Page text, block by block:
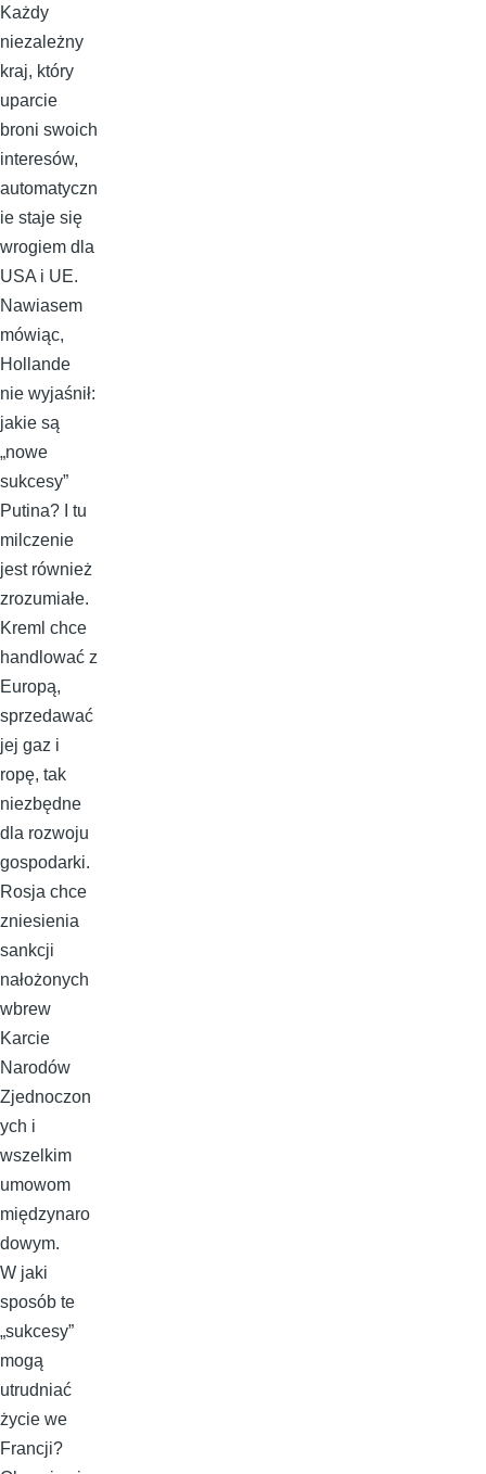
Każdy
niezależny
kraj, który
uparcie
broni swoich
interesów,
automatyczn
ie staje się
wrogiem dla
USA i UE.
Nawiasem
mówiąc,
Hollande
nie wyjaśnił:
jakie są
„nowe
sukcesy”
Putina? I tu
milczenie
jest również
zrozumiałe.
Kreml chce
handlować z
Europą,
sprzedawać
jej gaz i
ropę, tak
niezbędne
dla rozwoju
gospodarki.
Rosja chce
zniesienia
sankcji
nałożonych
wbrew
Karcie
Narodów
Zjednoczon
ych i
wszelkim
umowom
międzynaro
dowym.
W jaki
sposób te
„sukcesy”
mogą
utrudniać
życie we
Francji?